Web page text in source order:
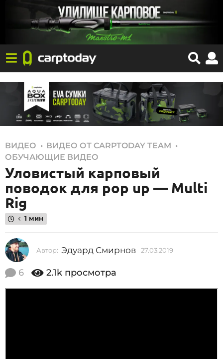
2
7
.
0
3
.
0
1
9
2
ВИДЕО ,ВИДЕО ОТ CARPTODAY TEAM
ОБУЧАЮЩИЕ ВИДЕО
Уловистый карповый
поводок для pop up — Multi
Rig
1 мин
Автор: Эдуард Смирнов 27.03.2019
3
6 2.1k просмотра